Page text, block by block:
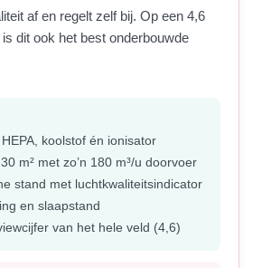
af en regelt zelf bij. Op een 4,6
dit ook het best onderbouwde
koolstof én ionisator
m² met zo’n 180 m³/u doorvoer
stand met luchtkwaliteitsindicator
en slaapstand
van het hele veld (4,6)